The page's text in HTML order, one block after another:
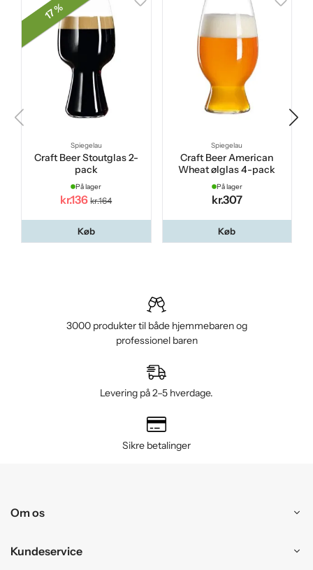
17 %
Spiegelau
Craft Beer Stoutglas 2-
pack
På lager
kr.136 kr.164
Køb
Spiegelau
Craft Beer American
Wheat ølglas 4-pack
På lager
kr.307
Køb
3000 produkter til både hjemmebaren og
professionel baren
Levering på 2–5 hverdage.
Sikre betalinger
Om os
Kundeservice